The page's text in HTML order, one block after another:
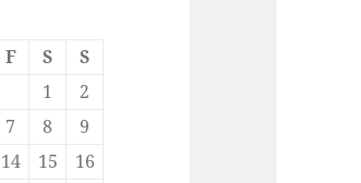
F S
S
1
2
7 8
9
14 15
16